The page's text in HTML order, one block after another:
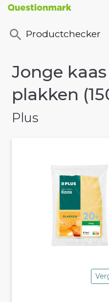
Productchecker
Jonge kaas
plakken
Plus